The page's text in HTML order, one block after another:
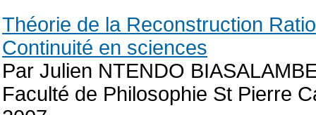
Théorie de la Reconstruction
Continuité en sciences
Par Julien NTENDO
Faculté de Philosophie St Pierre